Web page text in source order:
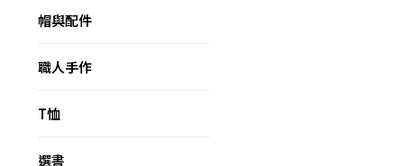
帽與配件
職人手作
T恤
選書